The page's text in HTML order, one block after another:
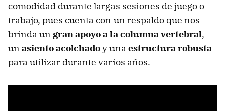
comodidad durante largas sesiones de juego o
trabajo, pues cuenta con un respaldo que nos
brinda un gran apoyo a la columna vertebral,
un asiento acolchadoy una estructura robusta
para utilizar durante varios años.